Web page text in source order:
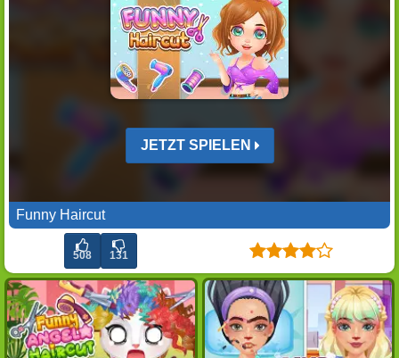
JETZT SPIELEN
Funny Haircut
508 131